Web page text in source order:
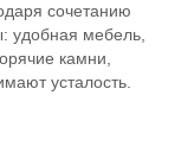
сочетанию
удобная мебель,
камни,
усталость.